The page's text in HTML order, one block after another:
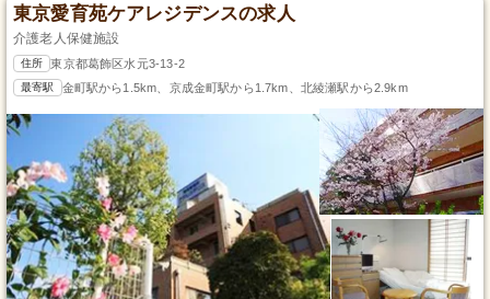
東京愛育苑ケアレジデンスの求人
介護老人保健施設
住所 東京都葛飾区水元3-13-2
最寄駅 金町駅から1.5km、京成金町駅から1.7km、北綾瀬駅から2.9km